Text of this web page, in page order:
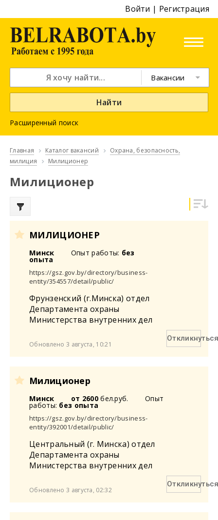
Войти | Регистрация
Вакансии
Найти
Расширенный поиск
Главная Каталог вакансий
Охрана, безопасность,
милиция
Милиционер
Милиционер
МИЛИЦИОНЕР
Минск Опыт работы: без
опыта
https://gsz.gov.by/directory/business-
entity/354557/detail/public/
Фрунзенский (г.Минска) отдел
Департамента охраны
Министерства внутренних дел
Обновлено 3 августа, 10:21
Милиционер
Минск от 2600бел.руб. Опыт
работы: без опыта
https://gsz.gov.by/directory/business-
entity/392001/detail/public/
Центральный (г. Минска) отдел
Департамента охраны
Министерства внутренних дел
Обновлено 3 августа, 02:32